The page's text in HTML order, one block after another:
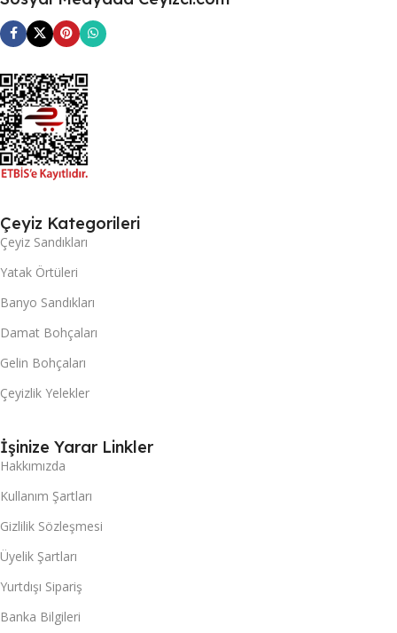
Çeyiz Kategorileri
Çeyiz Sandıkları
Yatak Örtüleri
Banyo Sandıkları
Damat Bohçaları
Gelin Bohçaları
Çeyizlik Yelekler
İşinize Yarar Linkler
Hakkımızda
Kullanım Şartları
Gizlilik Sözleşmesi
Üyelik Şartları
Yurtdışı Sipariş
Banka Bilgileri